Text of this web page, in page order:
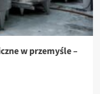
w przemyśle –